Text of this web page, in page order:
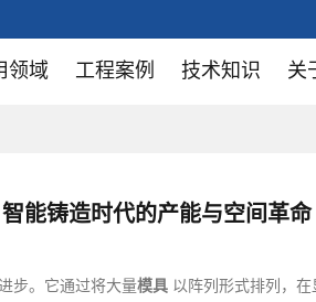
领域 工程案例 技术知识 关
能铸造时代的产能与空间革命
步。它通过将大量模具 以阵列形式排列，